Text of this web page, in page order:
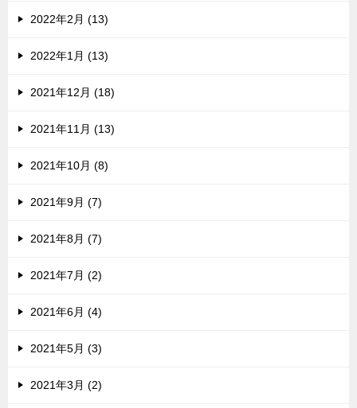
2022年2月 (13)
2022年1月 (13)
2021年12月 (18)
2021年11月 (13)
2021年10月 (8)
2021年9月 (7)
2021年8月 (7)
2021年7月 (2)
2021年6月 (4)
2021年5月 (3)
2021年3月 (2)